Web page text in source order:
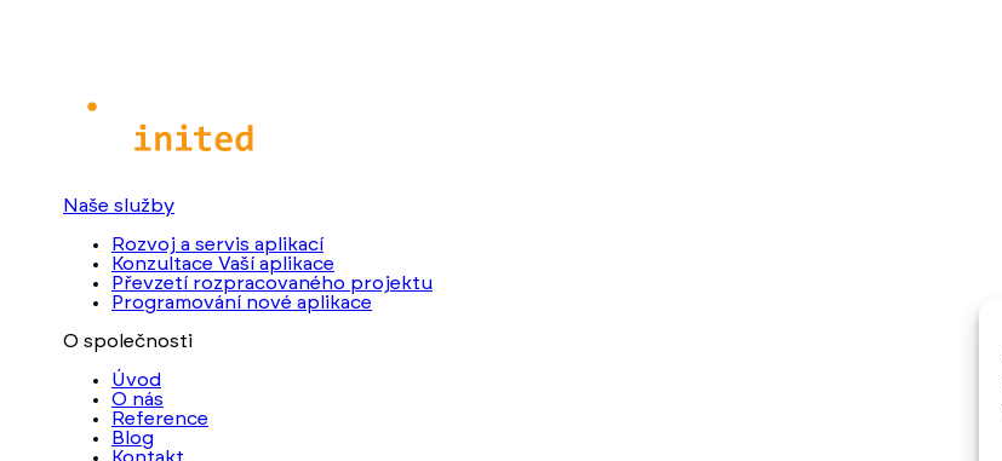
Naše služby
Rozvoj a servis aplikací
Konzultace Vaší aplikace
Převzetí rozpracovaného projektu
Programování nové aplikace
O společnosti
Úvod
O nás
Reference
Blog